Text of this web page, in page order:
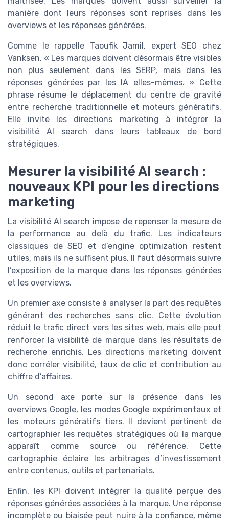
manière dont leurs réponses sont reprises dans les
overviews et les réponses générées.
Comme le rappelle Taoufik Jamil, expert SEO chez
Vanksen, « Les marques doivent désormais être visibles
non plus seulement dans les SERP, mais dans les
réponses générées par les IA elles-mêmes. » Cette
phrase résume le déplacement du centre de gravité
entre recherche traditionnelle et moteurs génératifs.
Elle invite les directions marketing à intégrer la
visibilité AI search dans leurs tableaux de bord
stratégiques.
Mesurer la visibilité AI search :
nouveaux KPI pour les directions
marketing
La visibilité AI search impose de repenser la mesure de
la performance au delà du trafic. Les indicateurs
classiques de SEO et d’engine optimization restent
utiles, mais ils ne suffisent plus. Il faut désormais suivre
l’exposition de la marque dans les réponses générées
et les overviews.
Un premier axe consiste à analyser la part des requêtes
générant des recherches sans clic. Cette évolution
réduit le trafic direct vers les sites web, mais elle peut
renforcer la visibilité de marque dans les résultats de
recherche enrichis. Les directions marketing doivent
donc corréler visibilité, taux de clic et contribution au
chiffre d’affaires.
Un second axe porte sur la présence dans les
overviews Google, les modes Google expérimentaux et
les moteurs génératifs tiers. Il devient pertinent de
cartographier les requêtes stratégiques où la marque
apparaît comme source ou référence. Cette
cartographie éclaire les arbitrages d’investissement
entre contenus, outils et partenariats.
Enfin, les KPI doivent intégrer la qualité perçue des
réponses générées associées à la marque. Une réponse
incomplète ou biaisée peut nuire à la confiance, même